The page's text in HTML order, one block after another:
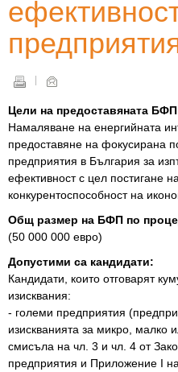
Цели на предоставяната
Намаляване на енергийната
предоставяне на фокусирана
предприятия в България за
ефективност с цел постигане
конкурентоспособност на
Общ размер на БФП по
(50 000 000 евро)
Допустими са кандидати:
Кандидати, които отговарят
изисквания:
- големи предприятия
изискванията за микро, малко
смисъла на чл. 3 и чл. 4 от
предприятия и Приложение I